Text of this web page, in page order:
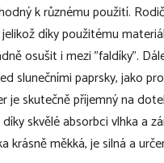
k různému použití.
díky použitému
osušit i mezi "faldíky".
slunečními paprsky, jako
je skutečně příjemný na
skvělé absorbci vlhka a
krásně měkká, je silná a